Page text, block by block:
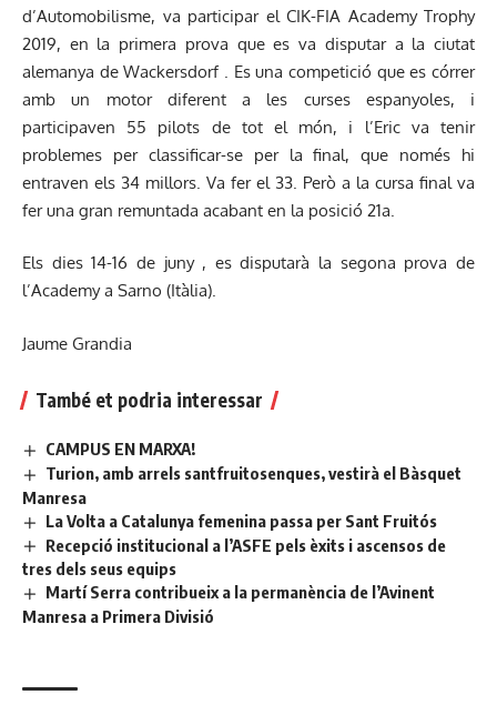
d’Automobilisme, va participar el CIK-FIA Academy Trophy
2019, en la primera prova que es va disputar a la ciutat
alemanya de Wackersdorf . Es una competició que es córrer
amb un motor diferent a les curses espanyoles, i
participaven 55 pilots de tot el món, i l’Eric va tenir
problemes per classificar-se per la final, que només hi
entraven els 34 millors. Va fer el 33. Però a la cursa final va
fer una gran remuntada acabant en la posició 21a.
Els dies 14-16 de juny , es disputarà la segona prova de
l’Academy a Sarno (Itàlia).
Jaume Grandia
També et podria interessar
CAMPUS EN MARXA!
Turion, amb arrels santfruitosenques, vestirà el Bàsquet
Manresa
La Volta a Catalunya femenina passa per Sant Fruitós
Recepció institucional a l’ASFE pels èxits i ascensos de
tres dels seus equips
Martí Serra contribueix a la permanència de l’Avinent
Manresa a Primera Divisió